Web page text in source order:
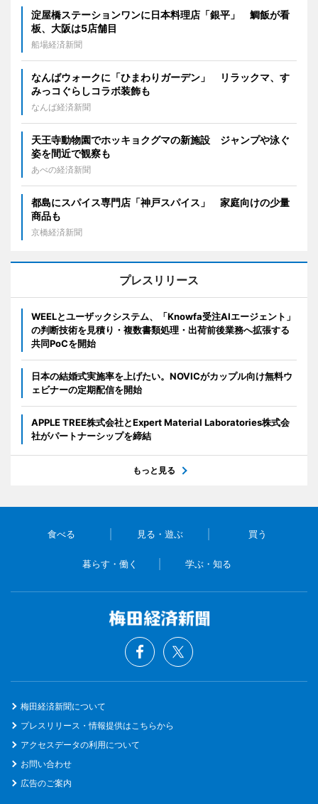
淀屋橋ステーションワンに日本料理店「銀平」 鯛飯が看
板、大阪は5店舗目
船場経済新聞
なんばウォークに「ひまわりガーデン」 リラックマ、す
みっコぐらしコラボ装飾も
なんば経済新聞
天王寺動物園でホッキョクグマの新施設 ジャンプや泳ぐ
姿を間近で観察も
あべの経済新聞
都島にスパイス専門店「神戸スパイス」 家庭向けの少量
商品も
京橋経済新聞
プレスリリース
WEELとユーザックシステム、「Knowfa受注AIエージェント」
の判断技術を見積り・複数書類処理・出荷前後業務へ拡張する
共同PoCを開始
日本の結婚式実施率を上げたい。NOVICがカップル向け無料ウ
ェビナーの定期配信を開始
APPLE TREE株式会社とExpert Material Laboratories株式会
社がパートナーシップを締結
もっと見る
食べる 見る・遊ぶ 買う
暮らす・働く 学ぶ・知る
梅田経済新聞について
プレスリリース・情報提供はこちらから
アクセスデータの利用について
お問い合わせ
広告のご案内